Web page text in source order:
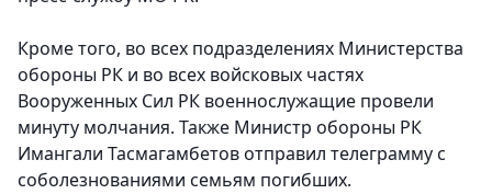
Кроме того, во всех подразделениях Министерства
обороны РК и во всех войсковых частях
Вооруженных Сил РК военнослужащие провели
минуту молчания. Также Министр обороны РК
Имангали Тасмагамбетов отправил телеграмму с
соболезнованиями семьям погибших.